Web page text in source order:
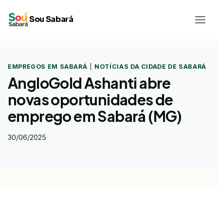
para
Sou Sabará
EMPREGOS EM SABARÁ NOTÍCIAS DA CIDADE DE SABARÁ
AngloGold Ashanti abre
novas oportunidades de
emprego em Sabará (MG)
30/06/2025